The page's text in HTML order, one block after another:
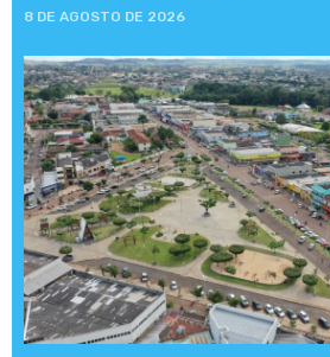
8 DE AGOSTO DE 2026